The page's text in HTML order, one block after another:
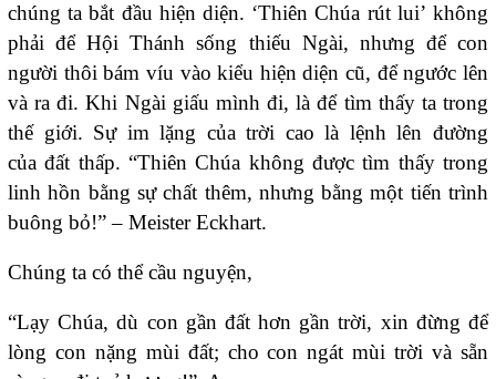
chúng ta bắt đầu hiện diện. ‘Thiên Chúa rút lui’ không
phải để Hội Thánh sống thiếu Ngài, nhưng để con
người thôi bám víu vào kiểu hiện diện cũ, để ngước lên
và ra đi. Khi Ngài giấu mình đi, là để tìm thấy ta trong
thế giới. Sự im lặng của trời cao là lệnh lên đường
của đất thấp. “Thiên Chúa không được tìm thấy trong
linh hồn bằng sự chất thêm, nhưng bằng một tiến trình
buông bỏ!” – Meister Eckhart.
Chúng ta có thể cầu nguyện,
“Lạy Chúa, dù con gần đất hơn gần trời, xin đừng để
lòng con nặng mùi đất; cho con ngát mùi trời và sẵn